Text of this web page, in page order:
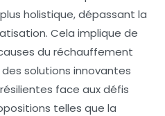
holistique, dépassant la
Cela implique de
du réchauffement
solutions innovantes
face aux défis
telles que la